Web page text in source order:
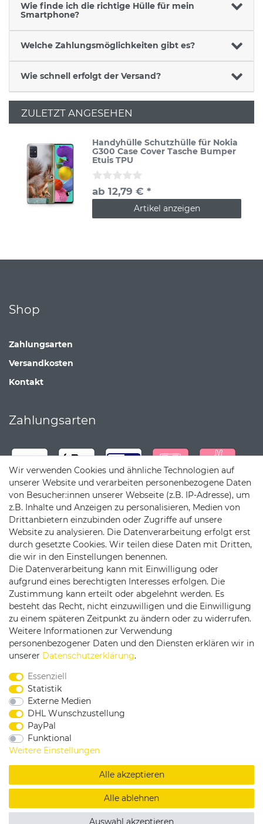
Wie finde ich die richtige Hülle für mein
Smartphone?
Welche Zahlungsmöglichkeiten gibt es?
Wie schnell erfolgt der Versand?
ZULETZT ANGESEHEN
Handyhülle Schutzhülle für Nokia
G300 Case Cover Tasche Bumper
Etuis TPU
ab 12,79 € *
Artikel anzeigen
Shop
Zahlungsarten
Versandkosten
Kontakt
Zahlungsarten
Versandpartner
Service & Kontakt
Rufen Sie uns an unter:
0375 - 21459172
Widerrufsrecht |
Impressum
Copyright by König Design
DESIGNED BYKS-COMMERCE
Wir verwenden Cookies und ähnliche Technologien auf
unserer Website und verarbeiten personenbezogene Daten
von Besucher:innen unserer Webseite (z.B. IP-Adresse), um
z.B. Inhalte und Anzeigen zu personalisieren, Medien von
Drittanbietern einzubinden oder Zugriffe auf unsere
Website zu analysieren. Die Datenverarbeitung erfolgt erst
durch gesetzte Cookies. Wir teilen diese Daten mit Dritten,
die wir in den Einstellungen benennen.
Die Datenverarbeitung kann mit Einwilligung oder
aufgrund eines berechtigten Interesses erfolgen. Die
Zustimmung kann erteilt oder abgelehnt werden. Es
besteht das Recht, nicht einzuwilligen und die Einwilligung
zu einem späteren Zeitpunkt zu ändern oder zu widerrufen.
Weitere Informationen zur Verwendung
personenbezogener Daten und den Diensten erklären wir in
unserer Daten­schutz­erklärung.
Essenziell
Statistik
Externe Medien
DHL Wunschzustellung
PayPal
Funktional
Weitere Einstellungen
Alle akzeptieren
Alle ablehnen
Auswahl akzeptieren